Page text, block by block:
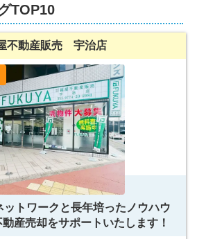
城陽市
京田辺市 南丹市
大山崎
久世郡久御山
町
綴喜郡井手町
笠置町 相楽郡和束町 相楽郡精華町
京丹波
TOP10
不動産販売 宇治店
トワークと長年培ったノウハウ
産売却をサポートいたします！